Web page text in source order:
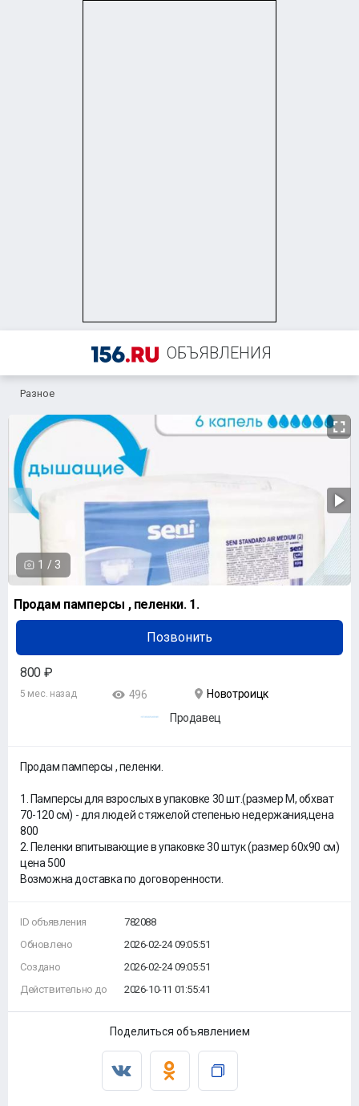
ОБЪЯВЛЕНИЯ
Разное
1 / 3
Продам памперсы , пеленки. 1.
Позвонить
800 ₽
5 мес. назад 496
Новотроицк
Продавец
Продам памперсы , пеленки.
1. Памперсы для взрослых в упаковке 30 шт.(размер М, обхват
70-120 см) - для людей с тяжелой степенью недержания,цена
800
2. Пеленки впитывающие в упаковке 30 штук (размер 60х90 см)
цена 500
Возможна доставка по договоренности.
ID объявления
Обновлено
Создано
Действительно до
782088
2026-02-24 09:05:51
2026-02-24 09:05:51
2026-10-11 01:55:41
Поделиться объявлением